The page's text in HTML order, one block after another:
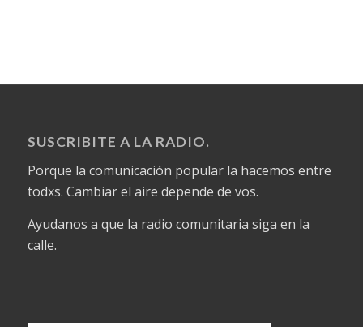
SUSCRIBITE A LA RADIO.
Porque la comunicación popular la hacemos entre
todxs. Cambiar el aire depende de vos.
Ayudanos a que la radio comunitaria siga en la
calle.